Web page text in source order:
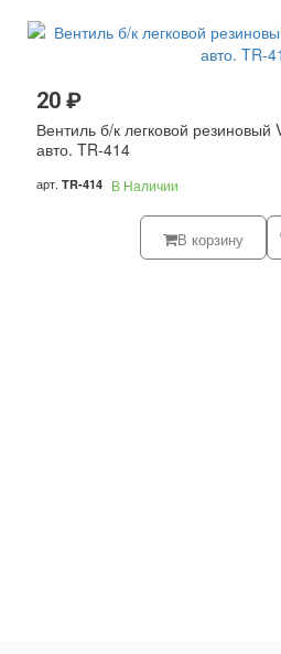
20 ₽
Вентиль б/к легковой резиновый VANTIRE для легковых
авто. TR-414
арт. TR-414 В Наличии
В корзину